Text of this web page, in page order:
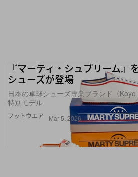
フットウエア
『マーティ・シュプリーム』
シューズが登場
日本の卓球シューズ専業ブランド〈
特別モデル
Mar 5, 2026